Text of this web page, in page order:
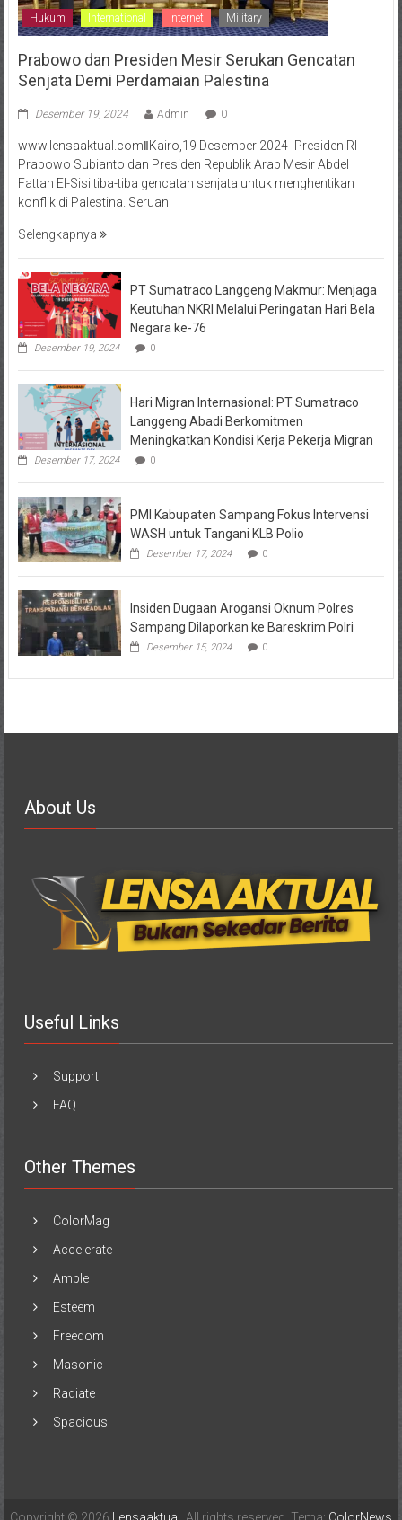
Hukum International Internet Military
Prabowo dan Presiden Mesir Serukan Gencatan
Senjata Demi Perdamaian Palestina
Desember 19, 2024 Admin 0
www.lensaaktual.comǁKairo,19 Desember 2024- Presiden RI
Prabowo Subianto dan Presiden Republik Arab Mesir Abdel
Fattah El-Sisi tiba-tiba gencatan senjata untuk menghentikan
konflik di Palestina. Seruan
Selengkapnya
PT Sumatraco Langgeng Makmur: Menjaga
Keutuhan NKRI Melalui Peringatan Hari Bela
Negara ke-76
Desember 19, 2024 0
Hari Migran Internasional: PT Sumatraco
Langgeng Abadi Berkomitmen
Meningkatkan Kondisi Kerja Pekerja Migran
Desember 17, 2024 0
PMI Kabupaten Sampang Fokus Intervensi
WASH untuk Tangani KLB Polio
Desember 17, 2024 0
Insiden Dugaan Arogansi Oknum Polres
Sampang Dilaporkan ke Bareskrim Polri
Desember 15, 2024 0
About Us
Useful Links
Support
FAQ
Other Themes
ColorMag
Accelerate
Ample
Esteem
Freedom
Masonic
Radiate
Spacious